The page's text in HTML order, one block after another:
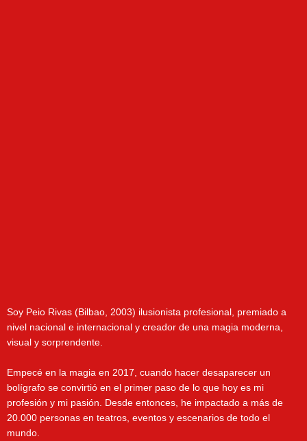
Soy Peio Rivas (Bilbao, 2003) ilusionista profesional, premiado a
nivel nacional e internacional y creador de una magia moderna,
visual y sorprendente.
Empecé en la magia en 2017, cuando hacer desaparecer un
bolígrafo se convirtió en el primer paso de lo que hoy es mi
profesión y mi pasión. Desde entonces, he impactado a más de
20.000 personas en teatros, eventos y escenarios de todo el
mundo.